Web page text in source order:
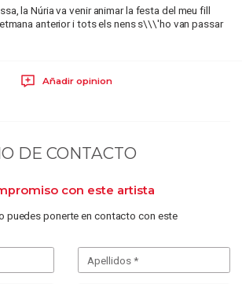
la Núria va venir animar la festa del meu fill
anterior i tots els nens s\\\'ho van passar
Añadir opinion
DE CONTACTO
con este artista
puedes ponerte en contacto con este